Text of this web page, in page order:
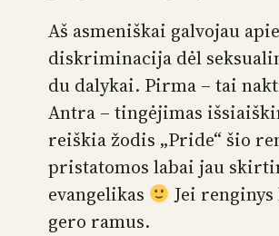
Aš asmeniškai galvojau
diskriminacija dėl
du dalykai. Pirma – tai
Antra – tingėjimas
reiškia žodis „Pride“ šio
pristatomos labai jau
evangelikas
Jei
gero ramus.